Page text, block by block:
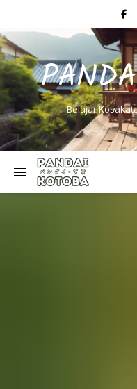
Belajar